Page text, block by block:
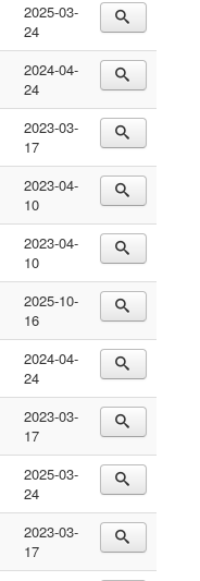
2025-03-
24
2024-04-
24
2023-03-
17
2023-04-
10
2023-04-
10
2025-10-
16
2024-04-
24
2023-03-
17
2025-03-
24
2023-03-
17